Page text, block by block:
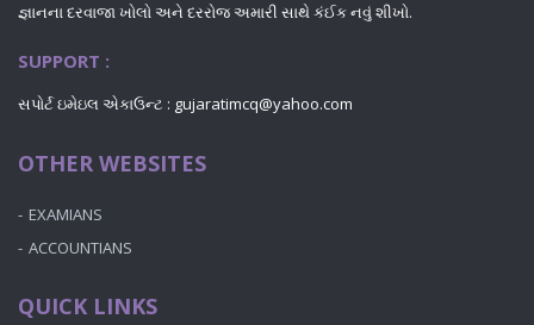
જ્ઞાનના દરવાજા ખોલો અને દરરોજ અમારી સાથે કંઈક નવું શીખો.
SUPPORT :
સપોર્ટ ઇમેઇલ એકાઉન્ટ : gujaratimcq@yahoo.com
OTHER WEBSITES
EXAMIANS
ACCOUNTIANS
QUICK LINKS